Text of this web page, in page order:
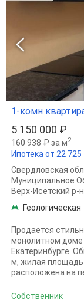
1-комн
5 150 000 ₽
160 938 ₽ за м2
Ипотека от 22
Свердловская
Муниципальное
Верх-Исетский р-н
Геологическая
Продается
монолитном доме
Екатеринбурге.
м, жилая площадь
расположена на
Собственник